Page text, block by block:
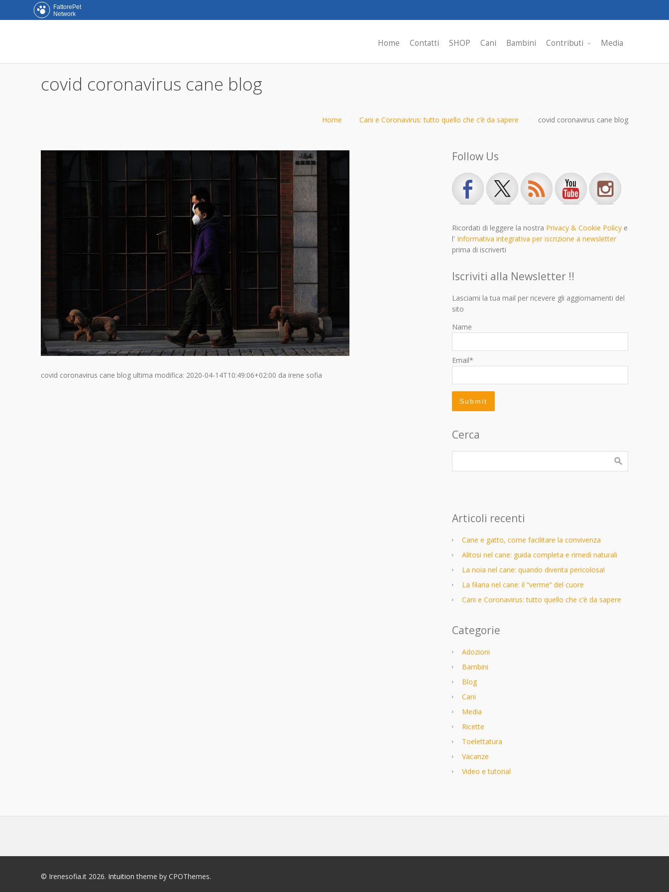
Home Contatti SHOP Cani Bambini Contributi Media
covid coronavirus cane blog
Home Cani e Coronavirus: tutto quello che c’è da sapere covid coronavirus cane blog
covid coronavirus cane blog ultima modifica: 2020-04-14T10:49:06+02:00 da irene sofia
Follow Us
Ricordati di leggere la nostra Privacy & Cookie Policye
l' Informativa integrativa per iscrizione a newsletter
prima di iscriverti
Iscriviti alla Newsletter !!
Lasciami la tua mail per ricevere gli aggiornamenti del
sito
Name
Email*
Cerca
Articoli recenti
Cane e gatto, come facilitare la convivenza
Alitosi nel cane: guida completa e rimedi naturali
La noia nel cane: quando diventa pericolosa!
La filaria nel cane: il “verme” del cuore
Cani e Coronavirus: tutto quello che c’è da sapere
Categorie
Adozioni
Bambini
Blog
Cani
Media
Ricette
Toelettatura
Vacanze
Video e tutorial
© Irenesofia.it 2026. Intuition theme by CPOThemes.
FattorePet
Network